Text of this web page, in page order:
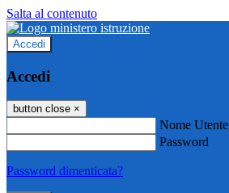
Salta al contenuto
Accedi
Accedi
button close ×
Nome Utente
Password
Password dimenticata?